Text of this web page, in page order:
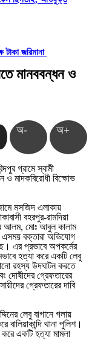
টাকা জরিমানা
মানববন্ধন ও
অ- অ+
গ্রামে স্বামী
ও মাদকবিরোধী বিক্ষোভ
মসজিদ এলাকায়
বহরপুর-রামদিয়া
আলম, মোঃ আবুল কালাম
বক্তারা অভিযোগ
এর প্রভাবে অপকর্মের
হত্যা করে একটি লেবু
রহস্য উদঘাটন করতে
দোষীদের গ্রেফতারের
গ্রেফতারের দাবি
লেবু বাগানে গলায়
থানা পুলিশ।
করে একটি হত্যা মামলা